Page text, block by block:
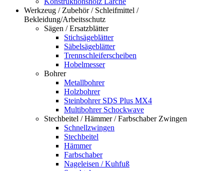
Werkzeug / Zubehör / Schleifmittel /
Bekleidung/Arbeitsschutz
Sägen / Ersatzblätter
Stichsägeblätter
Säbelsägeblätter
Trennschleiferscheiben
Hobelmesser
Bohrer
Metallbohrer
Holzbohrer
Steinbohrer SDS Plus MX4
Multibohrer Schockwave
Stechbeitel / Hämmer / Farbschaber Zwingen
Schnellzwingen
Stechbeitel
Hämmer
Farbschaber
Nageleisen / Kuhfuß